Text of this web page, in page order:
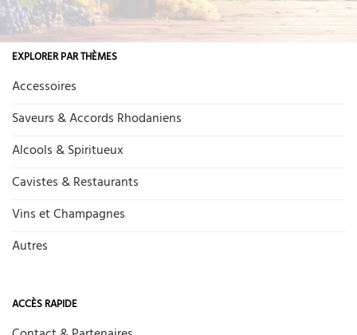
EXPLORER PAR THÈMES
Accessoires
Saveurs & Accords Rhodaniens
Alcools & Spiritueux
Cavistes & Restaurants
Vins et Champagnes
Autres
ACCÈS RAPIDE